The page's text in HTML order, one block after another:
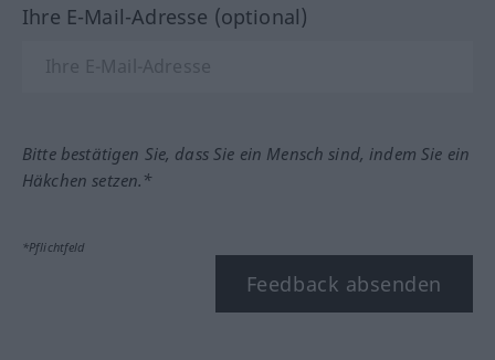
Ihre E-Mail-Adresse (optional)
Bitte bestätigen Sie, dass Sie ein Mensch sind, indem Sie ein
Häkchen setzen.*
*Pflichtfeld
Feedback absenden